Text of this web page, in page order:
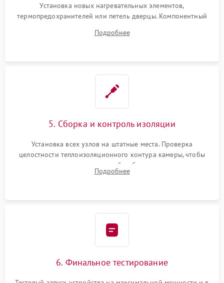
Установка новых нагревательных элементов,
термопредохранителей или петель дверцы. Компонентный
выгоревших реле, восстановление контактов и замена
Подробнее
5. Сборка и контроль изоляции
Установка всех узлов на штатные места. Проверка
целостности теплоизоляционного контура камеры, чтобы
исключить перегрев кухонной мебели и потерю тепла.
Надежная фиксация клемм и сборка корпуса шкафа.
Подробнее
6. Финальное тестирование